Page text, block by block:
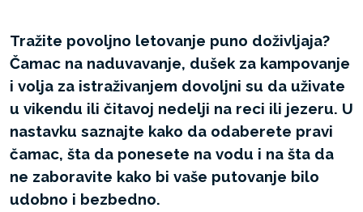
Tražite povoljno letovanje puno doživljaja?
Čamac na naduvavanje, dušek za kampovanje
i volja za istraživanjem dovoljni su da uživate
u vikendu ili čitavoj nedelji na reci ili jezeru. U
nastavku saznajte kako da odaberete pravi
čamac, šta da ponesete na vodu i na šta da
ne zaboravite kako bi vaše putovanje bilo
udobno i bezbedno.